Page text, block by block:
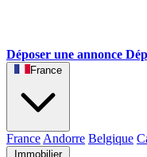
Déposer une annonce
France
France Andorre Belgique
Immobilier